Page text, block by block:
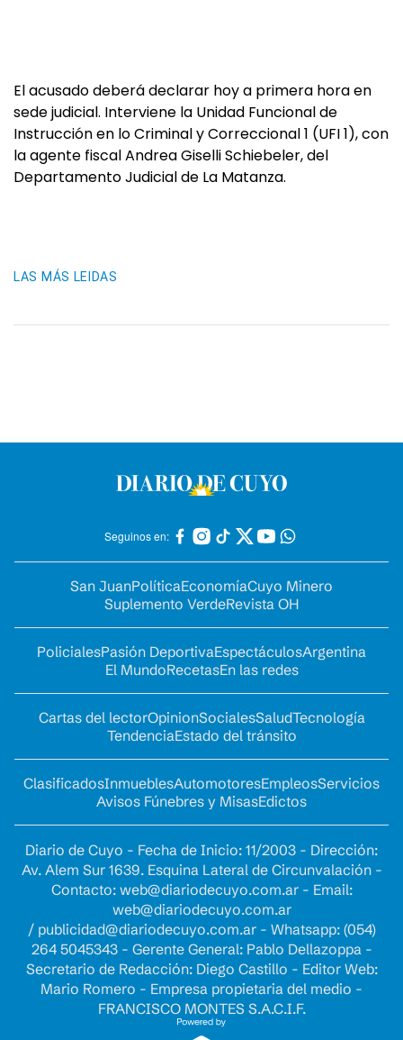
El acusado deberá declarar hoy a primera hora en
sede judicial. Interviene la Unidad Funcional de
Instrucción en lo Criminal y Correccional 1 (UFI 1), con
la agente fiscal Andrea Giselli Schiebeler, del
Departamento Judicial de La Matanza.
LAS MÁS LEIDAS
Seguinos en:
San JuanPolíticaEconomíaCuyo Minero
Suplemento VerdeRevista OH
PolicialesPasión DeportivaEspectáculosArgentina
El MundoRecetasEn las redes
Cartas del lectorOpinionSocialesSaludTecnología
TendenciaEstado del tránsito
ClasificadosInmueblesAutomotoresEmpleosServicios
Avisos Fúnebres y MisasEdictos
Diario de Cuyo - Fecha de Inicio: 11/2003 - Dirección:
Av. Alem Sur 1639. Esquina Lateral de Circunvalación -
Contacto: web@diariodecuyo.com.ar- Email:
web@diariodecuyo.com.ar
/ publicidad@diariodecuyo.com.ar- Whatsapp: (054)
264 5045343 - Gerente General: Pablo Dellazoppa -
Secretario de Redacción: Diego Castillo - Editor Web:
Mario Romero - Empresa propietaria del medio -
FRANCISCO MONTES S.A.C.I.F.